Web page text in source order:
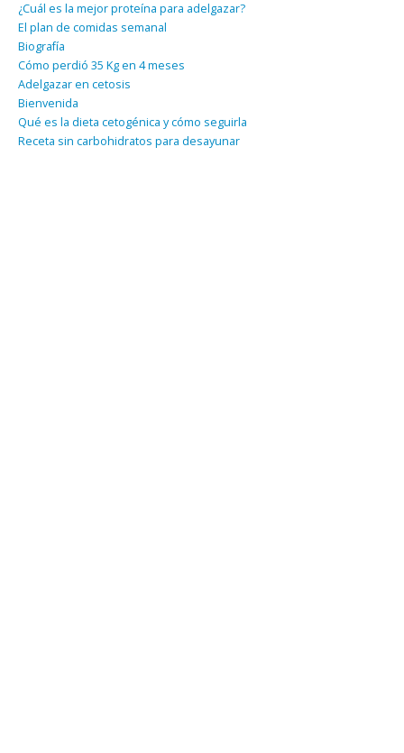
¿Cuál es la mejor proteína para adelgazar?
El plan de comidas semanal
Biografía
Cómo perdió 35 Kg en 4 meses
Adelgazar en cetosis
Bienvenida
Qué es la dieta cetogénica y cómo seguirla
Receta sin carbohidratos para desayunar